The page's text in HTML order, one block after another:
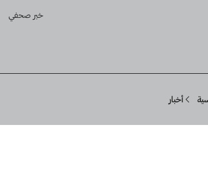
خبر صحفي
أخبار